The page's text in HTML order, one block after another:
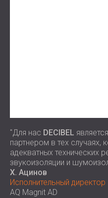
"Для нас DECIBEL
партнером в тех случаях,
адекватных технических
звукоизоляции и
Х. Ацинов
Исполнительный директор
AQ Magnit AD